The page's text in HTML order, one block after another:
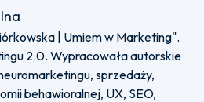
| Umiem w Marketing".
2.0. Wypracowała autorskie
sprzedaży,
behawioralnej, UX, SEO,